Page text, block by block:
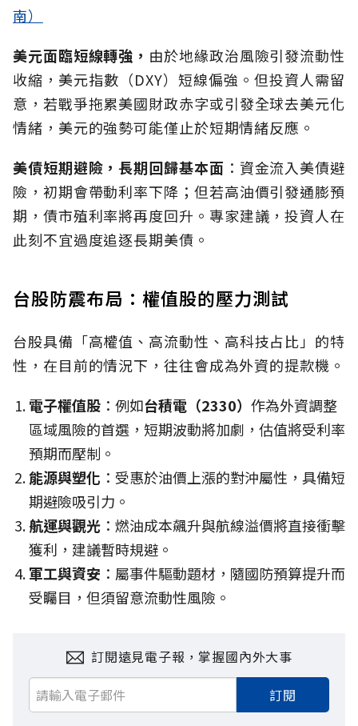
南）
美元面臨短線轉強， 由於地緣政治風險引發流動性
收縮，美元指數（DXY）短線偏強。但投資人需留
意，若戰爭拖累美國財政赤字或引發全球去美元化
情緒，美元的強勢可能僅止於短期情緒反應。
美債短期避險，長期回歸基本面 ：資金流入美債避
險，初期會帶動利率下降；但若高油價引發通膨預
期，債市殖利率將再度回升。專家建議，投資人在
此刻不宜過度追逐長期美債。
台股防震布局：權值股的壓力測試
台股具備「高權值、高流動性、高科技占比」的特
性，在目前的情況下，往往會成為外資的提款機。
電子權值股 ：例如台積電（2330） 作為外資調整
區域風險的首選，短期波動將加劇，估值將受利率
預期而壓制。
能源與塑化 ：受惠於油價上漲的對沖屬性，具備短
期避險吸引力。
航運與觀光 ：燃油成本飆升與航線溢價將直接衝擊
獲利，建議暫時規避。
軍工與資安 ：屬事件驅動題材，隨國防預算提升而
受矚目，但須留意流動性風險。
訂閱遠見電子報，掌握國內外大事
訂閱